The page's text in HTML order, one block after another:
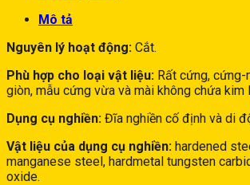
Mô tả
Nguyên lý hoạt động: Cắt.
Phù hợp cho loại vật liệu: Rất cứng, cứng-
giòn, mẫu cứng vừa và mài không chứa kim
Dụng cụ nghiền: Đĩa nghiền cố định và di
Vật liệu của dụng cụ nghiền: hardened
manganese steel, hardmetal tungsten
oxide.